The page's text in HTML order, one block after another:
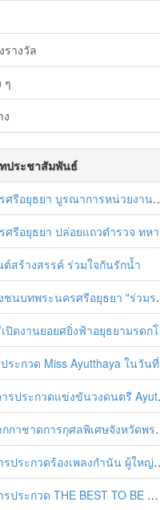
รางวัล
ๆ
ประชาสัมพันธ์
และดำเนินมาตรการตามบทลงโทษสูงสุดกับผู้ประกอบการร้านค้าที่ยังฝ่าฝืนตั้งร้านค้ารุกล้ำเขตพื้นที่ทางหลวง เตรียมความปลอดภัยก่อนเทศกาลสงกรานต์
รอง กว่า 100 นาย ตรวจเข้มท่ารถสาธารณะ สถานีขนส่งรถโดยสาร วินรถตู้ และสถานีรถไฟ เตรียมรับมือเทศกาลสงกรานต์
สร้างสรรค์ ร่วมใจกันรักน้ำ
ยา "ร่วมรณรงค์ ขับช้า เปิดไฟหน้า คาดเข็มขัด" เทศกาลสงกรานต์ ปี 2561
ดงานยอยศยิ่งฟ้าอยุธยามรดกโลก
ด Miss Ayutthaya ในวันที่ 15 ธันวาคม 2560
แข่งขันวงดนตรี Ayutthaya battle of the bands
การกุศลพิเศษจังหวัดพระนครศรีอยุธยา 2560
ะกวดร้องเพลงกำนัน ผู้ใหญ่บ้าน ฯลฯ
วด THE BEST TO BE NUMBER ONE